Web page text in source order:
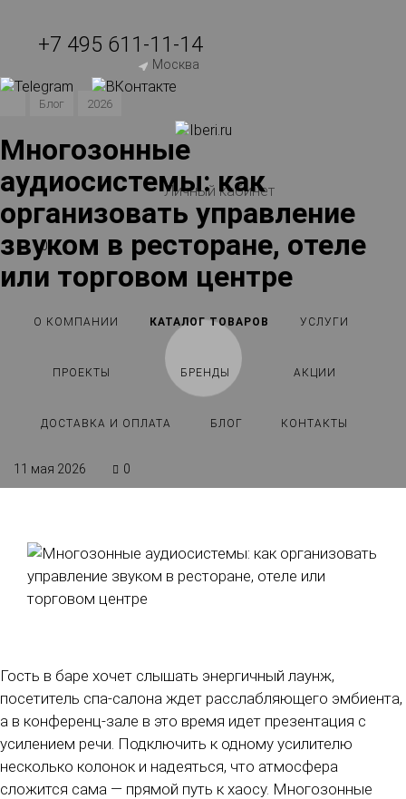
+7 495 611-11-14
Москва
Личный кабинет
0
О КОМПАНИИ КАТАЛОГ ТОВАРОВ УСЛУГИ
ПРОЕКТЫ БРЕНДЫ АКЦИИ
ДОСТАВКА И ОПЛАТА БЛОГ КОНТАКТЫ
Блог 2026
Многозонные
аудиосистемы: как
организовать управление
звуком в ресторане, отеле
или торговом центре
11 мая 2026 0
Гость в баре хочет слышать энергичный лаунж,
посетитель спа-салона ждет расслабляющего эмбиента,
а в конференц-зале в это время идет презентация с
усилением речи. Подключить к одному усилителю
несколько колонок и надеяться, что атмосфера
сложится сама — прямой путь к хаосу. Многозонные